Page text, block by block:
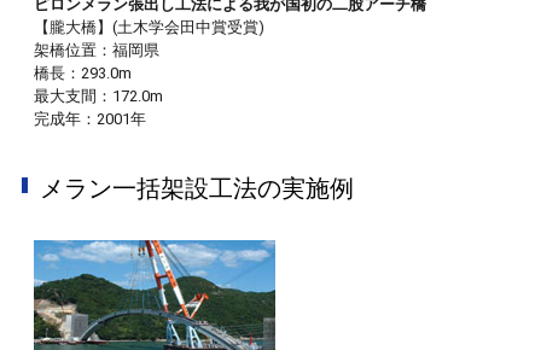
ピロンメラン張出し工法による我が国初の二股アーチ橋
【朧大橋】(土木学会田中賞受賞)
架橋位置：福岡県
橋長：293.0m
最大支間：172.0m
完成年：2001年
メラン一括架設工法の実施例